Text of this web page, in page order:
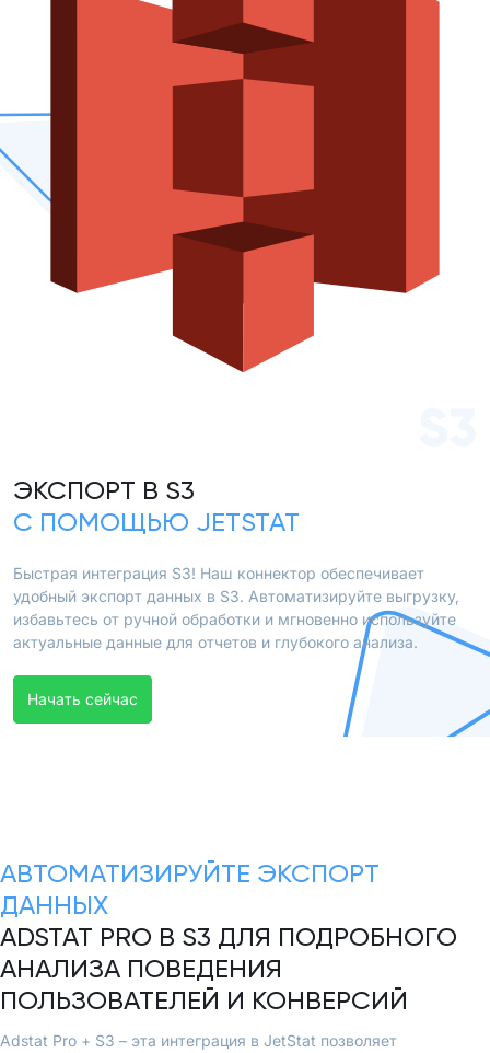
ЭКСПОРТ В S3
С ПОМОЩЬЮ JETSTAT
Быстрая интеграция S3! Наш коннектор обеспечивает
удобный экспорт данных в S3. Автоматизируйте выгрузку,
избавьтесь от ручной обработки и мгновенно используйте
актуальные данные для отчетов и глубокого анализа.
Начать сейчас
АВТОМАТИЗИРУЙТЕ ЭКСПОРТ
ДАННЫХ
ADSTAT PRO В S3 ДЛЯ ПОДРОБНОГО
АНАЛИЗА ПОВЕДЕНИЯ
ПОЛЬЗОВАТЕЛЕЙ И КОНВЕРСИЙ
Adstat Pro + S3 – эта интеграция в JetStat позволяет